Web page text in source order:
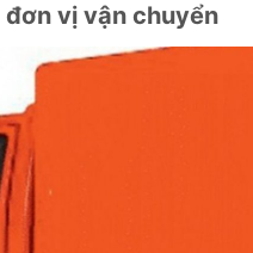
vị vận chuyển